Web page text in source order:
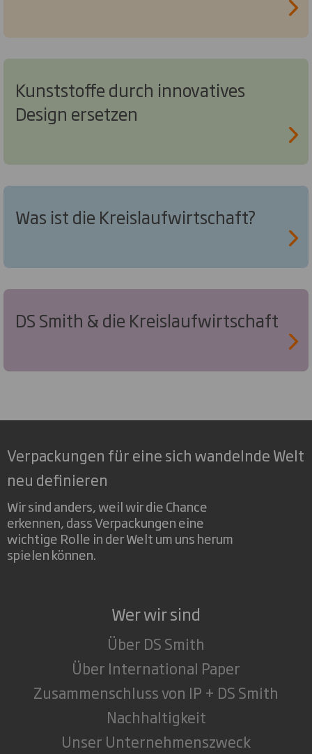
Kunststoffe durch innovatives
Design ersetzen
Was ist die Kreislaufwirtschaft?
DS Smith & die Kreislaufwirtschaft
Verpackungen für eine sich wandelnde Welt
neu definieren
Wir sind anders, weil wir die Chance
erkennen, dass Verpackungen eine
wichtige Rolle in der Welt um uns herum
spielen können.
Wer wir sind
Über DS Smith
Über International Paper
Zusammenschluss von IP + DS Smith
Nachhaltigkeit
Unser Unternehmenszweck